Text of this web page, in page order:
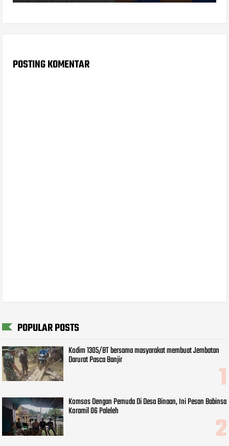
POSTING KOMENTAR
POPULAR POSTS
Kodim 1305/BT bersama masyarakat membuat Jembatan
Darurat Pasca Banjir
Komsos Dengan Pemuda Di Desa Binaan, Ini Pesan Babinsa
Koramil 06 Paleleh